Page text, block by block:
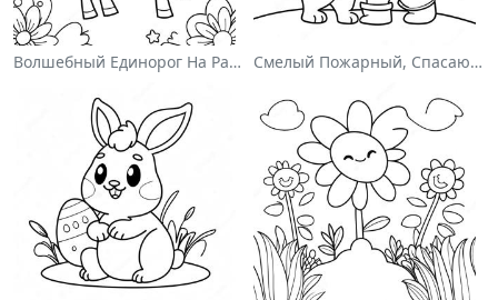
Волшебный Единорог На Раскраске С Радугой Смелый Пожарный, Спасающий Кота Раскраска